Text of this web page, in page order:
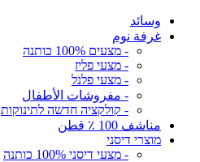
وسائد
غرفة نوم
- מצעים 100% כותנה
- מצעי פליז
- מצעי פלנל
- مفروشات الأطفال
- קולקציה חדשה לתינוקות
مناشف 100 ٪ قطن
מוצרי דיסני
- מצעי דיסני 100% כותנה